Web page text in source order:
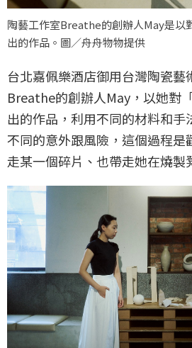
陶藝工作室Breathe的創辦人May是以
出的作品。圖／舟舟物物提供
台北嘉佩樂酒店御用台灣陶瓷藝
Breathe的創辦人May，以她對
出的作品，利用不同的材料和手
不同的意外跟風險，這個過程是
走某一個碎片、也帶走她在燒製